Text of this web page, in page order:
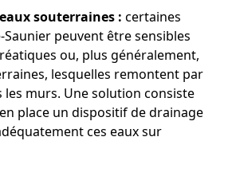
souterraines : certaines
Saunier peuvent être sensibles
ou, plus généralement,
lesquelles remontent par
les murs. Une solution consiste
place un dispositif de drainage
ces eaux sur